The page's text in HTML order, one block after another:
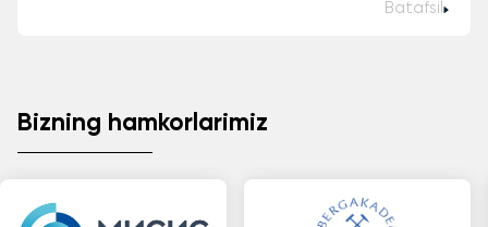
Batafsil
Bizning hamkorlarimiz